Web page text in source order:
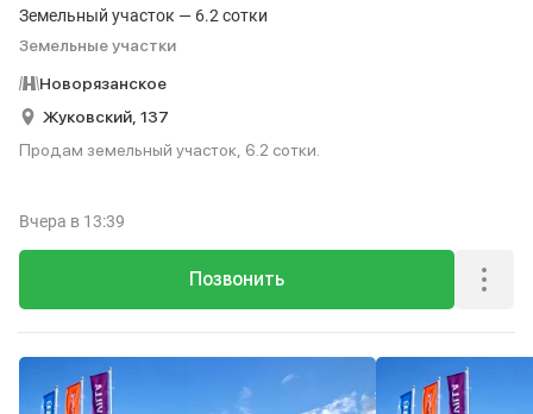
Земельный участок — 6.2 сотки
Земельные участки
Новорязанское
Жуковский, 137
Продам земельный участок, 6.2 сотки.
Позвонить
Вчера в 13:39